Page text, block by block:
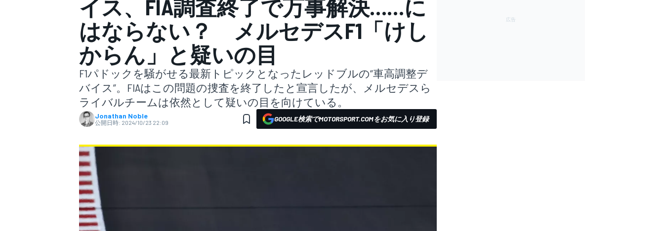
スーパーフォーミュラ
イス、FIA調査終了で万事解決……に
はならない？ メルセデスF1「けし
からん」と疑いの目
F1パドックを騒がせる最新トピックとなったレッドブルの“車高調整デ
バイス”。FIAはこの問題の捜査を終了したと宣言したが、メルセデスら
ライバルチームは依然として疑いの目を向けている。
Jonathan Noble
公開日時: 2024/10/23 22:09 GOOGLE検索でMOTORSPORT.COMをお気に入り登録